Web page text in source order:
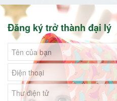
Đăng ký trở thành đại lý